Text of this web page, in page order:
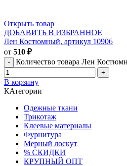
Открыть товар
ДОБАВИТЬ В ИЗБРАННОЕ
Лен Костюмный, артикул 10906
от 510 ₽
Количество товара Лен
В корзину
КАтегории
Одежные ткани
Трикотаж
Клеевые материалы
Фурнитура
Мерный лоскут
% СКИДКИ
КРУПНЫЙ ОПТ